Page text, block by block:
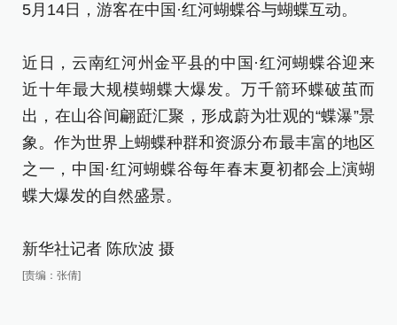
5月14日，游客在中国·红河蝴蝶谷与蝴蝶互动。
近日，云南红河州金平县的中国·红河蝴蝶谷迎来
近十年最大规模蝴蝶大爆发。万千箭环蝶破茧而
出，在山谷间翩跹汇聚，形成蔚为壮观的“蝶瀑”景
象。作为世界上蝴蝶种群和资源分布最丰富的地区
之一，中国·红河蝴蝶谷每年春末夏初都会上演蝴
蝶大爆发的自然盛景。
新华社记者 陈欣波 摄
[责编：张倩]